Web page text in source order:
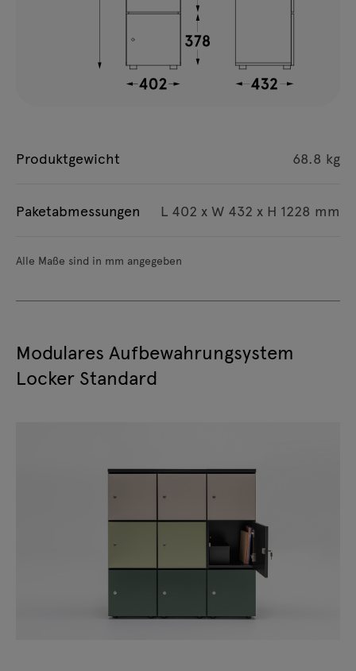
Produktgewicht 68.8 kg
Paketabmessungen L 402 x W 432 x H 1228 mm
Alle Maße sind in mm angegeben
Modulares Aufbewahrungsystem
Locker Standard